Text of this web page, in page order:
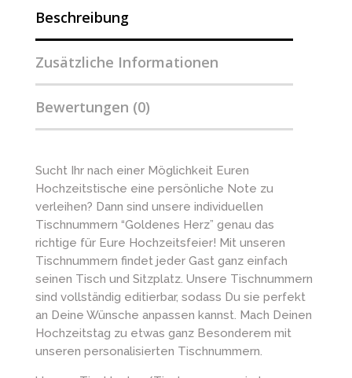
Beschreibung
Zusätzliche Informationen
Bewertungen (0)
Sucht Ihr nach einer Möglichkeit Euren
Hochzeitstische eine persönliche Note zu
verleihen? Dann sind unsere individuellen
Tischnummern “Goldenes Herz” genau das
richtige für Eure Hochzeitsfeier! Mit unseren
Tischnummern findet jeder Gast ganz einfach
seinen Tisch und Sitzplatz. Unsere Tischnummern
sind vollständig editierbar, sodass Du sie perfekt
an Deine Wünsche anpassen kannst. Mach Deinen
Hochzeitstag zu etwas ganz Besonderem mit
unseren personalisierten Tischnummern.